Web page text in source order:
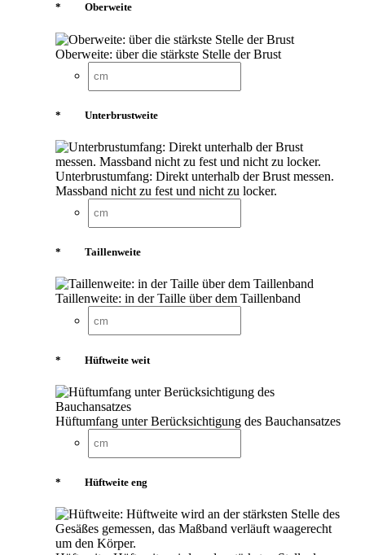
* Oberweite
Oberweite: über die stärkste Stelle der Brust
* Unterbrustweite
Unterbrustumfang: Direkt unterhalb der Brust messen.
Massband nicht zu fest und nicht zu locker.
* Taillenweite
Taillenweite: in der Taille über dem Taillenband
* Hüftweite weit
Hüftumfang unter Berücksichtigung des Bauchansatzes
* Hüftweite eng